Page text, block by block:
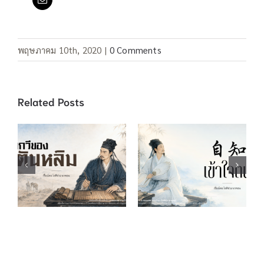
พฤษภาคม 10th, 2020 | 0 Comments
Related Posts
บทกวีของตันหลิม 自知 เข้าใจตน